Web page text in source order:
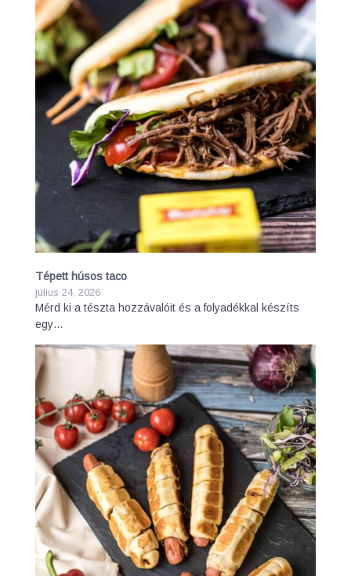
Tépett húsos taco
július 24, 2026
Mérd ki a tészta hozzávalóit és a folyadékkal készíts
egy…